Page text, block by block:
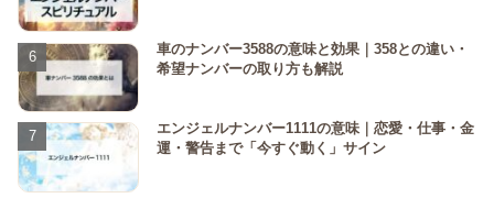
車のナンバー3588の意味と効果｜358との違い・
希望ナンバーの取り方も解説
エンジェルナンバー1111の意味｜恋愛・仕事・金
運・警告まで「今すぐ動く」サイン